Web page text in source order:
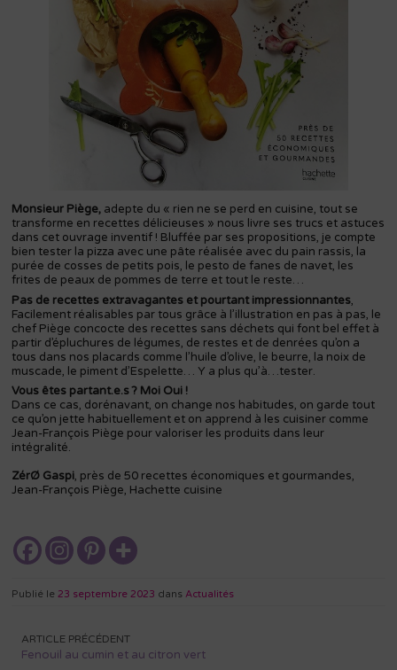
Monsieur Piège, adepte du « rien ne se perd en cuisine, tout se
transforme en recettes délicieuses » nous livre ses trucs et astuces
dans cet ouvrage inventif ! Bluffée par ses propositions, je compte
bien tester la pizza avec une pâte réalisée avec du pain rassis, la
purée de cosses de petits pois, le pesto de fanes de navet, les
frites de peaux de pommes de terre et tout le reste…
Pas de recettes extravagantes et pourtant impressionnantes,
Facilement réalisables par tous grâce à l’illustration en pas à pas, le
chef Piège concocte des recettes sans déchets qui font bel effet à
partir d’épluchures de légumes, de restes et de denrées qu’on a
tous dans nos placards comme l’huile d’olive, le beurre, la noix de
muscade, le piment d’Espelette… Y a plus qu’à…tester.
Vous êtes partant.e.s ? Moi Oui !
Dans ce cas, dorénavant, on change nos habitudes, on garde tout
ce qu’on jette habituellement et on apprend à les cuisiner comme
Jean-François Piège pour valoriser les produits dans leur
intégralité.
ZérØ Gaspi, près de 50 recettes économiques et gourmandes,
Jean-François Piège, Hachette cuisine
Publié le23 septembre 2023 dansActualités
Navigation
de
ARTICLE PRÉCÉDENT
Fenouil au cumin et au citron vert